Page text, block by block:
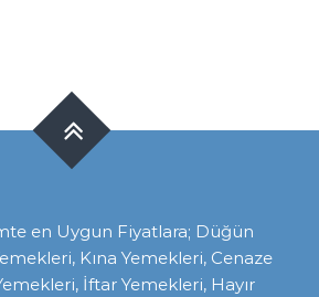
en Uygun Fiyatlara; Düğün
Kına Yemekleri, Cenaze
İftar Yemekleri, Hayır